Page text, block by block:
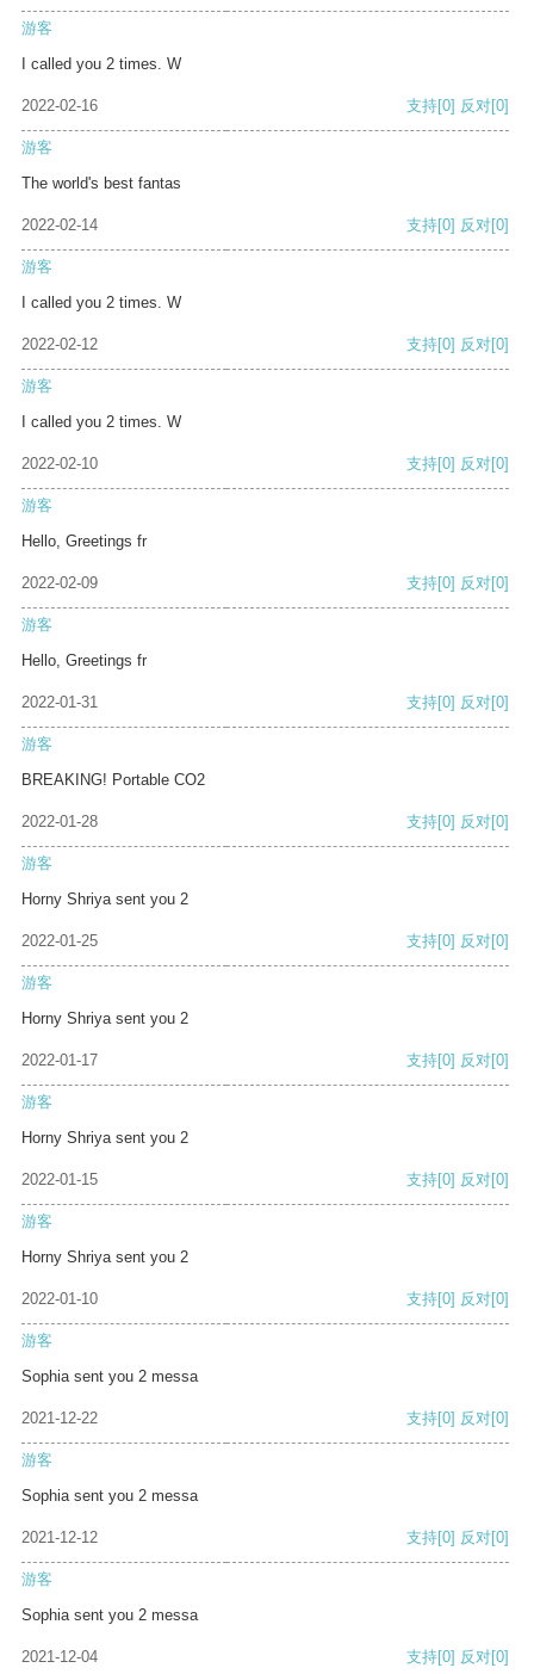
游客
I called you 2 times. W
2022-02-16 支持[0] 反对[0]
游客
The world's best fantas
2022-02-14 支持[0] 反对[0]
游客
I called you 2 times. W
2022-02-12 支持[0] 反对[0]
游客
I called you 2 times. W
2022-02-10 支持[0] 反对[0]
游客
Hello, Greetings fr
2022-02-09 支持[0] 反对[0]
游客
Hello, Greetings fr
2022-01-31 支持[0] 反对[0]
游客
BREAKING! Portable CO2
2022-01-28 支持[0] 反对[0]
游客
Horny Shriya sent you 2
2022-01-25 支持[0] 反对[0]
游客
Horny Shriya sent you 2
2022-01-17 支持[0] 反对[0]
游客
Horny Shriya sent you 2
2022-01-15 支持[0] 反对[0]
游客
Horny Shriya sent you 2
2022-01-10 支持[0] 反对[0]
游客
Sophia sent you 2 messa
2021-12-22 支持[0] 反对[0]
游客
Sophia sent you 2 messa
2021-12-12 支持[0] 反对[0]
游客
Sophia sent you 2 messa
2021-12-04 支持[0] 反对[0]